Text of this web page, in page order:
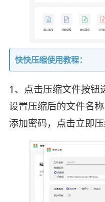
快快压缩使用教程：
1、点击压缩文件按钮
设置压缩后的文件名
添加密码，点击立即压